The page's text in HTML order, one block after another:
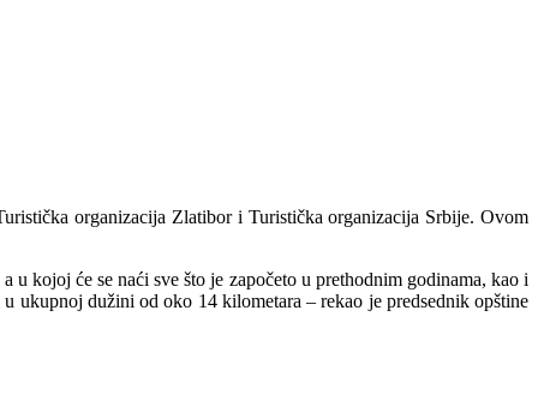
organizacija Zlatibor i Turistička organizacija Srbije. Ovom
kojoj će se naći sve što je započeto u prethodnim godinama, kao i
ukupnoj dužini od oko 14 kilometara – rekao je predsednik opštine